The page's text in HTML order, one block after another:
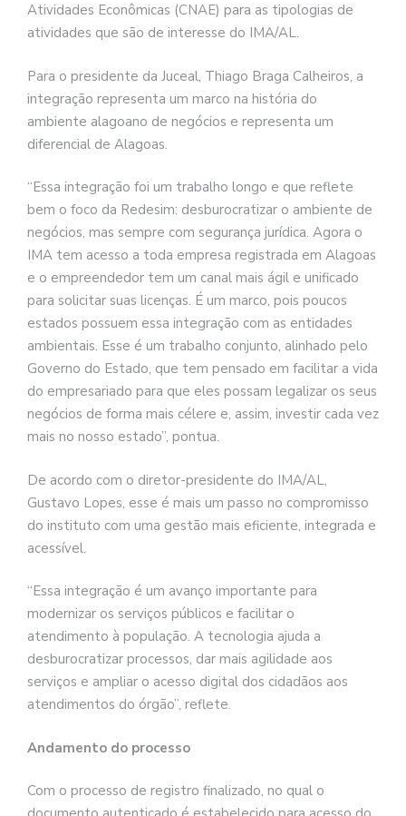
Atividades Econômicas (CNAE) para as tipologias de
atividades que são de interesse do IMA/AL.
Para o presidente da Juceal, Thiago Braga Calheiros, a
integração representa um marco na história do
ambiente alagoano de negócios e representa um
diferencial de Alagoas.
“Essa integração foi um trabalho longo e que reflete
bem o foco da Redesim: desburocratizar o ambiente de
negócios, mas sempre com segurança jurídica. Agora o
IMA tem acesso a toda empresa registrada em Alagoas
e o empreendedor tem um canal mais ágil e unificado
para solicitar suas licenças. É um marco, pois poucos
estados possuem essa integração com as entidades
ambientais. Esse é um trabalho conjunto, alinhado pelo
Governo do Estado, que tem pensado em facilitar a vida
do empresariado para que eles possam legalizar os seus
negócios de forma mais célere e, assim, investir cada vez
mais no nosso estado”, pontua.
De acordo com o diretor-presidente do IMA/AL,
Gustavo Lopes, esse é mais um passo no compromisso
do instituto com uma gestão mais eficiente, integrada e
acessível.
“Essa integração é um avanço importante para
modernizar os serviços públicos e facilitar o
atendimento à população. A tecnologia ajuda a
desburocratizar processos, dar mais agilidade aos
serviços e ampliar o acesso digital dos cidadãos aos
atendimentos do órgão”, reflete.
Andamento do processo
Com o processo de registro finalizado, no qual o